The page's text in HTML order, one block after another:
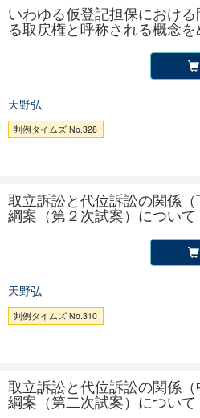
いわゆる仮登記担保におけ
る取戻権と呼称される概念
天野弘
判例タイムズ No.328
取立訴訟と代位訴訟の関係
綱案（第２次試案）につい
天野弘
判例タイムズ No.310
取立訴訟と代位訴訟の関係
綱案（第二次試案）につい